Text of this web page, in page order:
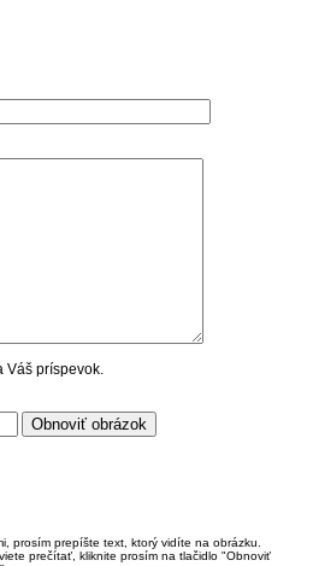
Váš príspevok.
prosím prepíšte text, ktorý vidíte na obrázku.
prečítať, kliknite prosím na tlačidlo "Obnoviť